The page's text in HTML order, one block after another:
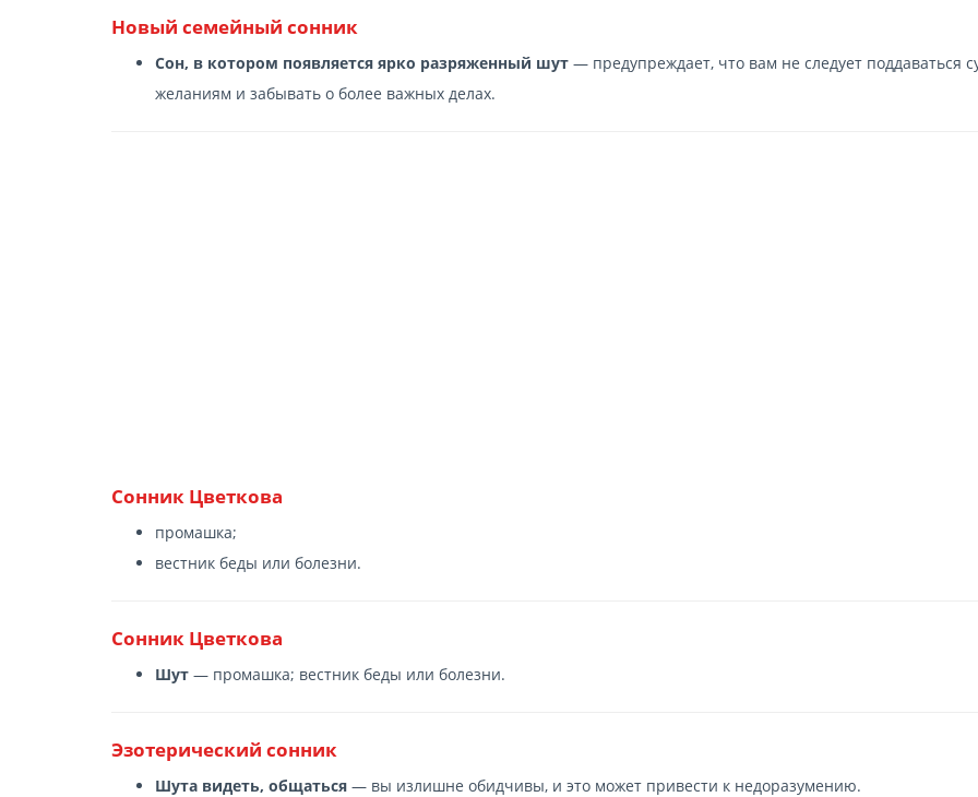
Новый семейный сонник
Сон, в котором появляется ярко разряженный шут — предупреждает, что вам не следует поддаваться
желаниям и забывать о более важных делах.
Сонник Цветкова
промашка;
вестник беды или болезни.
Сонник Цветкова
Шут — промашка; вестник беды или болезни.
Эзотерический сонник
Шута видеть, общаться — вы излишне обидчивы, и это может привести к недоразумению.